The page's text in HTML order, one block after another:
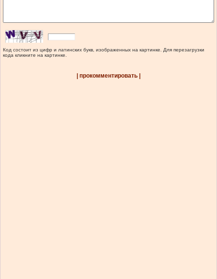
Код состоит из цифр и латинских букв, изображенных на картинке. Для перезагрузки
кода кликните на картинке.
| прокомментировать |